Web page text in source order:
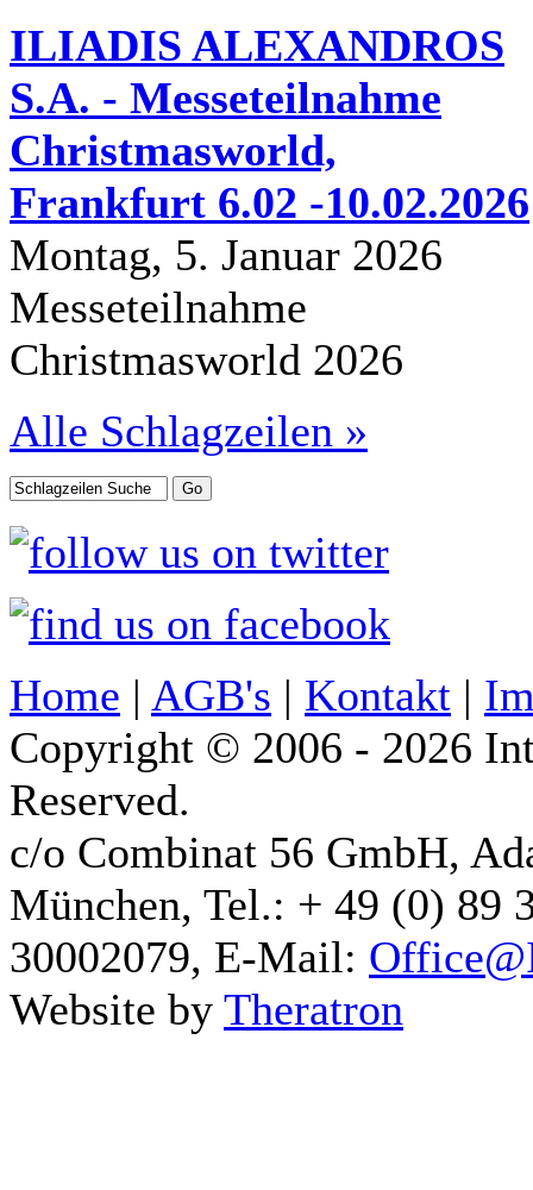
ILIADIS ALEXANDROS
S.A. - Messeteilnahme
Christmasworld,
Frankfurt 6.02 -10.02.2026
Montag, 5. Januar 2026
Messeteilnahme
Christmasworld 2026
Alle Schlagzeilen »
Home | AGB's | Kontakt |
Copyright © 2006 - 2026
Reserved.
c/o Combinat 56 GmbH,
München, Tel.: + 49 (0) 89
30002079, E-Mail:
Website by Theratron